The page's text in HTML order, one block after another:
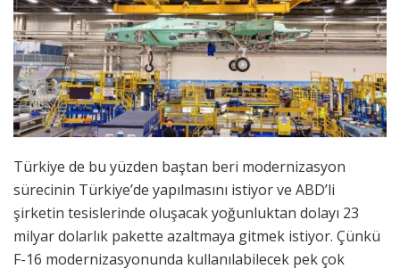
Türkiye de bu yüzden baştan beri modernizasyon
sürecinin Türkiye’de yapılmasını istiyor ve ABD’li
şirketin tesislerinde oluşacak yoğunluktan dolayı 23
milyar dolarlık pakette azaltmaya gitmek istiyor. Çünkü
F-16 modernizasyonunda kullanılabilecek pek çok